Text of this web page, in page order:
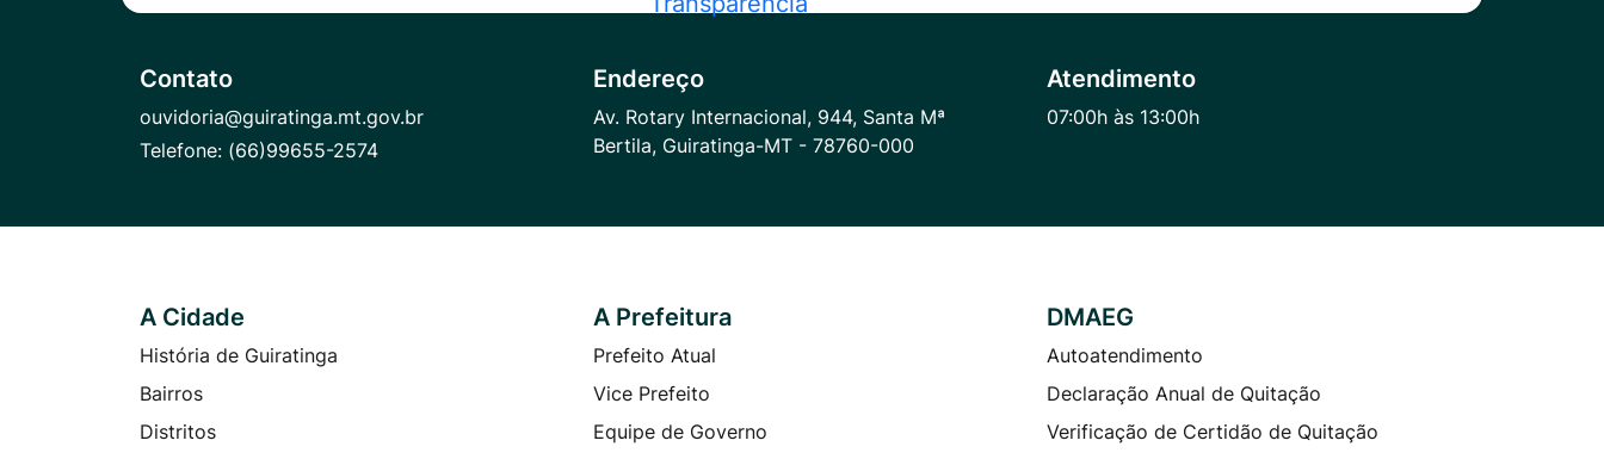
Rede
Whatsapp
Rede
Radar
Transparência
Rede
Instagram
Contato
ouvidoria@guiratinga.mt.gov.br
Telefone: (66)99655-2574
Endereço
Av. Rotary Internacional, 944, Santa Mª
Bertila, Guiratinga-MT - 78760-000
Atendimento
07:00h às 13:00h
Seção do Rodapé e Contato
A Cidade
História de Guiratinga
Bairros
Distritos
A Prefeitura
Prefeito Atual
Vice Prefeito
Equipe de Governo
DMAEG
Autoatendimento
Declaração Anual de Quitação
Verificação de Certidão de Quitação